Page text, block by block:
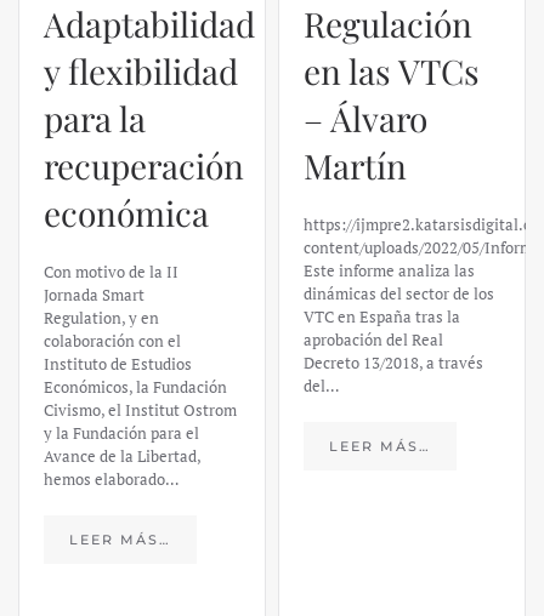
Adaptabilidad
y flexibilidad
para la
recuperación
económica
Con motivo de la II
Jornada Smart
Regulation, y en
colaboración con el
Instituto de Estudios
Económicos, la Fundación
Civismo, el Institut Ostrom
y la Fundación para el
Avance de la Libertad,
hemos elaborado…
LEER MÁS…
Regulación
en las VTCs
– Álvaro
Martín
https://
content/uploads/2022/05/
Este informe analiza las
dinámicas del sector de los
VTC en España tras la
aprobación del Real
Decreto 13/2018, a través
del…
LEER MÁS…